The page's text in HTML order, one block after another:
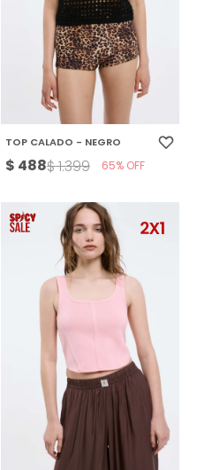
TOP CALADO - NEGRO
$ 488$1.399 65